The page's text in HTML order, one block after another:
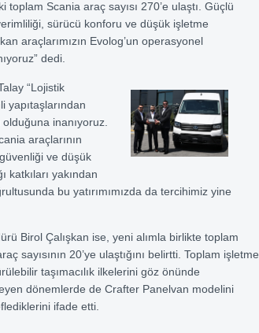
toplam Scania araç sayısı 270’e ulaştı. Güçlü
sürücü konforu ve düşük işletme
araçlarımızın Evolog’un operasyonel
dedi.
“Lojistik
inanıyoruz.
araçlarının
ve düşük
katkıları yakından
bu yatırımımızda da tercihimiz yine
Birol Çalışkan ise, yeni alımla birlikte toplam
sayısının 20’ye ulaştığını belirtti. Toplam işletme
taşımacılık ilkelerini göz önünde
dönemlerde de Crafter Panelvan modelini
ifade etti.